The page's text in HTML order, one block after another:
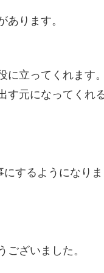
ります。
立ってくれます。
元になってくれる
するようになりま
ざいました。